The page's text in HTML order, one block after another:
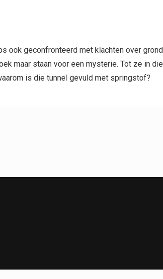
ook geconfronteerd met klachten over
maar staan voor een mysterie. Tot ze in
is die tunnel gevuld met springstof?